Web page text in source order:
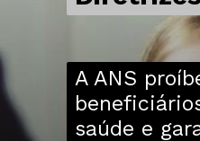
A ANS
saúde e